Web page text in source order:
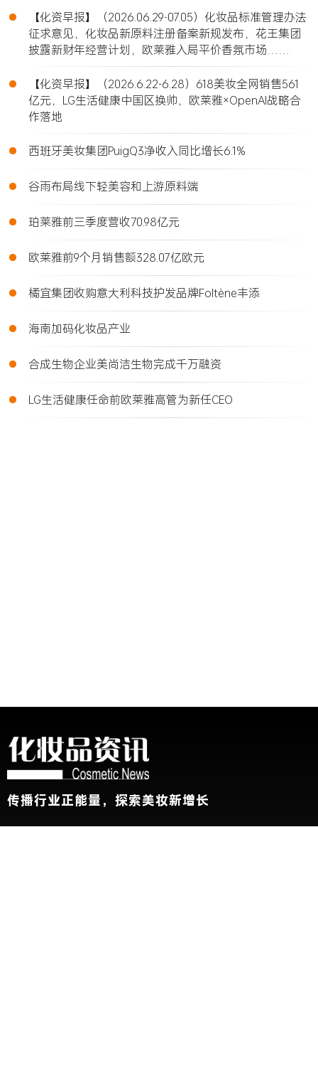
•
【化资早报】（2026.06.29-07.05）化妆品标准管理办法
征求意见，化妆品新原料注册备案新规发布，花王集团
披露新财年经营计划，欧莱雅入局平价香氛市场……
•
【化资早报】（2026.6.22-6.28）618美妆全网销售561
亿元，LG生活健康中国区换帅，欧莱雅×OpenAI战略合
作落地
• 西班牙美妆集团PuigQ3净收入同比增长6.1%
• 谷雨布局线下轻美容和上游原料端
• 珀莱雅前三季度营收70.98亿元
• 欧莱雅前9个月销售额328.07亿欧元
• 橘宜集团收购意大利科技护发品牌Foltène丰添
• 海南加码化妆品产业
• 合成生物企业美尚洁生物完成千万融资
• LG生活健康任命前欧莱雅高管为新任CEO
传播行业正能量，探索美妆新增长